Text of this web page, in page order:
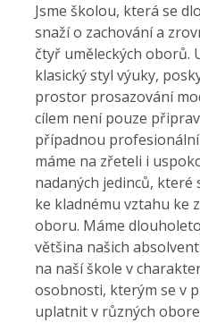
Jsme školou, která se
snaží o zachování a
čtyř uměleckých oborů.
klasický styl výuky,
prostor prosazování
cílem není pouze
případnou
máme na zřeteli i
nadaných jedinců, které
ke kladnému vztahu ke
oboru. Máme
většina našich
na naší škole v
osobnosti, kterým se v
uplatnit v různých